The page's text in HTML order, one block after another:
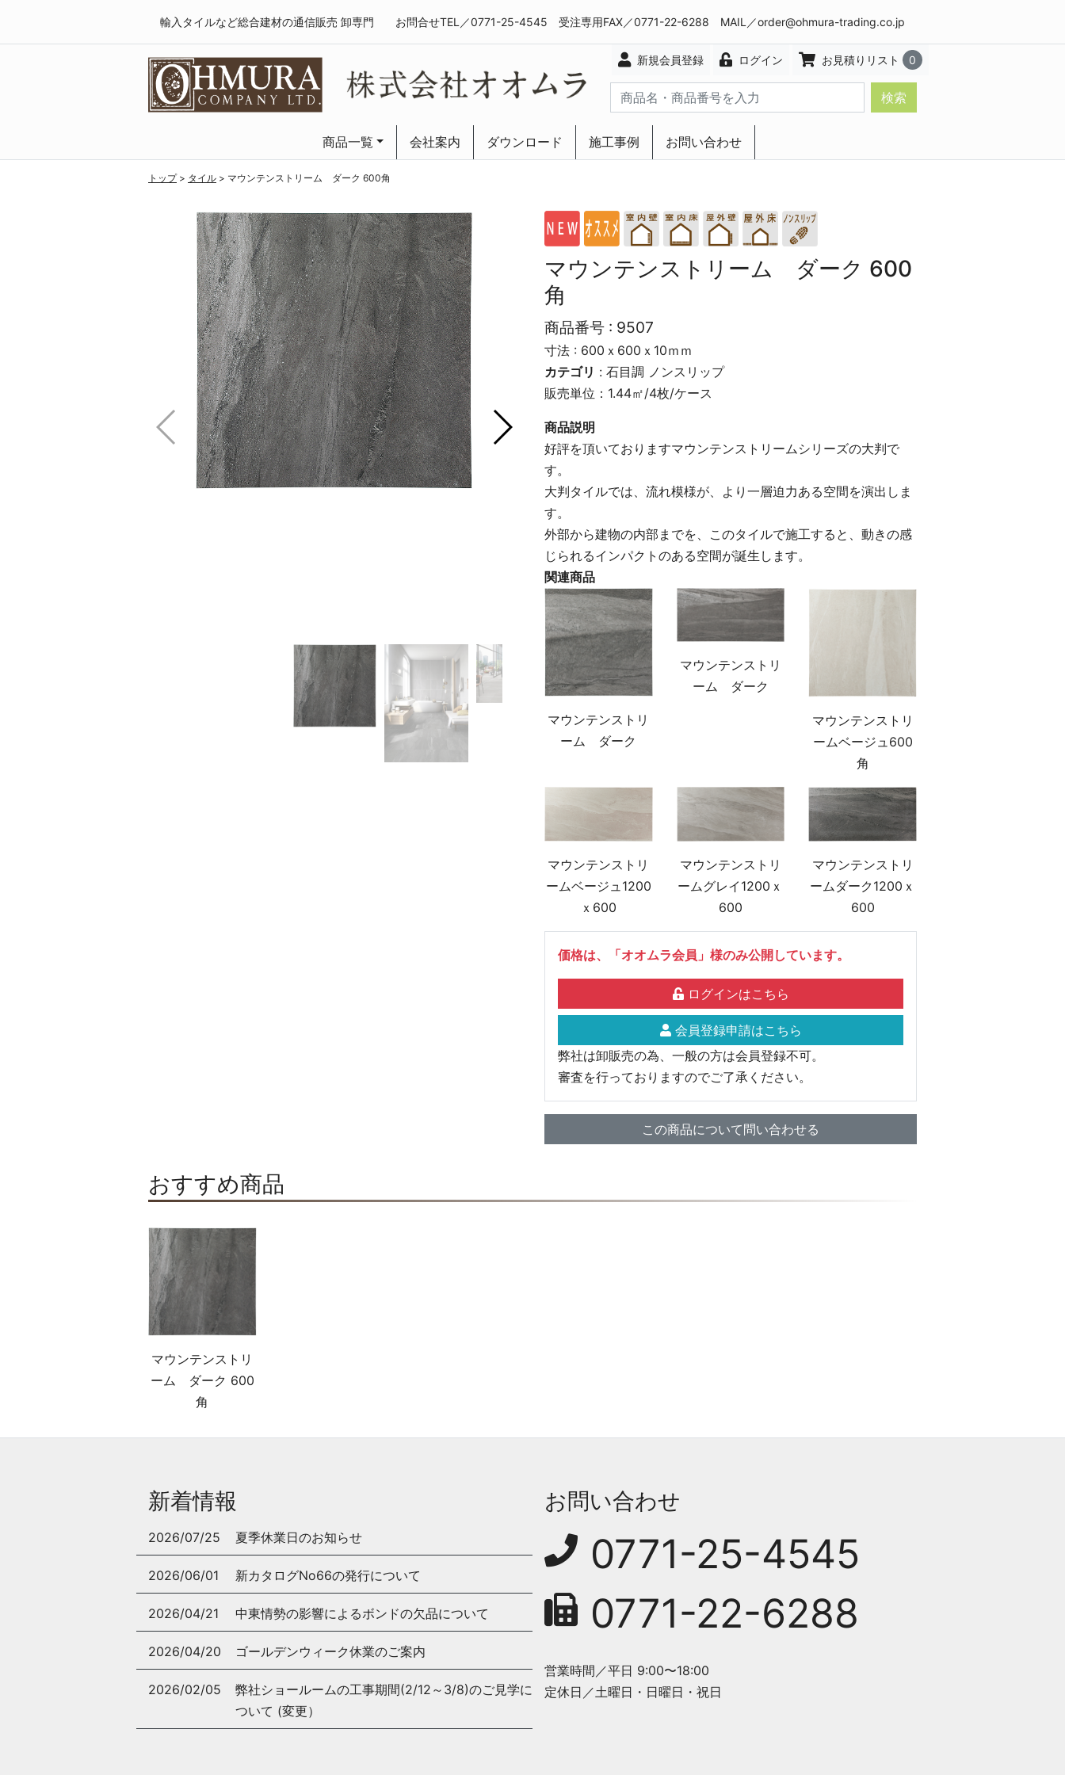
輸入タイルなど総合建材の通信販売 卸専門 お問合せTEL／0771-25-4545 受注専用FAX／0771-22-6288 MAIL／order@ohmura-trading.co.jp
新規会員登録 ログイン お見積りリスト 0
検索
商品一覧 会社案内 ダウンロード 施工事例 お問い合わせ
トップ> タイル > マウンテンストリーム ダーク 600角
マウンテンストリーム ダーク 600
角
商品番号 : 9507
寸法 : 600ｘ600ｘ10ｍｍ
カテゴリ : 石目調 ノンスリップ
販売単位：1.44㎡/4枚/ケース
商品説明
好評を頂いておりますマウンテンストリームシリーズの大判で
す。
大判タイルでは、流れ模様が、より一層迫力ある空間を演出しま
す。
外部から建物の内部までを、このタイルで施工すると、動きの感
じられるインパクトのある空間が誕生します。
関連商品
マウンテンストリ
ーム ダーク
マウンテンストリ
ーム ダーク
マウンテンストリ
ームベージュ600
角
マウンテンストリ
ームベージュ1200
ｘ600
マウンテンストリ
ームグレイ1200ｘ
600
マウンテンストリ
ームダーク1200ｘ
600
価格は、「オオムラ会員」様のみ公開しています。
ログインはこちら
会員登録申請はこちら
弊社は卸販売の為、一般の方は会員登録不可。
審査を行っておりますのでご了承ください。
この商品について問い合わせる
おすすめ商品
マウンテンストリ
ーム ダーク 600
角
新着情報
2026/07/25 夏季休業日のお知らせ
2026/06/01 新カタログNo66の発行について
2026/04/21 中東情勢の影響によるボンドの欠品について
2026/04/20 ゴールデンウィーク休業のご案内
2026/02/05
弊社ショールームの工事期間(2/12～3/8)のご見学に
ついて (変更）
お問い合わせ
0771-25-4545
0771-22-6288
営業時間／平日 9:00〜18:00
定休日／土曜日・日曜日・祝日